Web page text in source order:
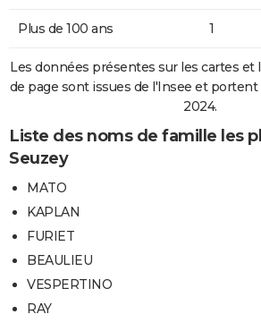
Plus de 100 ans 1
Les données présentes sur les cartes et
de page sont issues de l'Insee et portent
2024.
Liste des noms de famille les
Seuzey
MATO
KAPLAN
FURIET
BEAULIEU
VESPERTINO
RAY